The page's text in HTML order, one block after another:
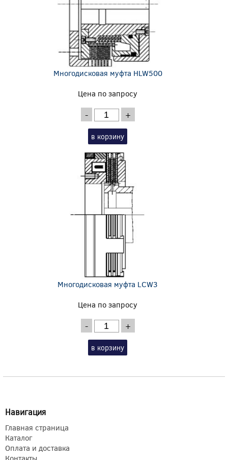
Многодисковая муфта HLW500
Цена по запросу
- +
в корзину
Многодисковая муфта LCW3
Цена по запросу
- +
в корзину
Навигация
Главная страница
Каталог
Оплата и доставка
Контакты